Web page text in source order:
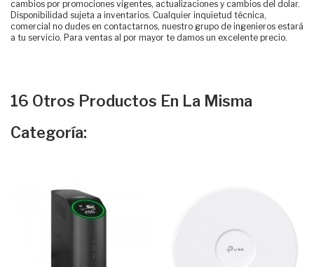
cambios por promociones vigentes, actualizaciones y cambios del dolar.
Disponibilidad sujeta a inventarios. Cualquier inquietud técnica,
comercial no dudes en contactarnos, nuestro grupo de ingenieros estará
a tu servicio. Para ventas al por mayor te damos un excelente precio.
16 Otros Productos En La Misma
Categoría: